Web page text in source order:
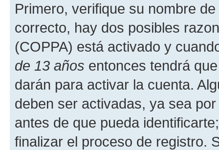
Primero, verifique su nombre
correcto, hay dos posibles
(COPPA) está activado y
de 13 años entonces tendrá
darán para activar la cuenta.
deben ser activadas, ya sea
antes de que pueda
finalizar el proceso de registro.